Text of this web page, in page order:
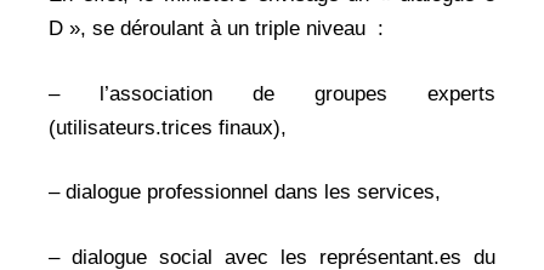
D », se déroulant à un triple niveau :
– l’association de groupes experts
(utilisateurs.trices finaux),
– dialogue professionnel dans les services,
– dialogue social avec les représentant.es du